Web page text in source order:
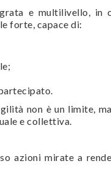
e multilivello, in
forte, capace di:
non è un limite,
e collettiva.
azioni mirate a